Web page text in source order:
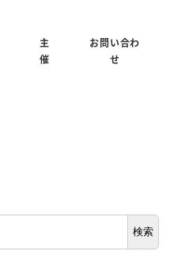
主
催
お問い合わ
せ
検索